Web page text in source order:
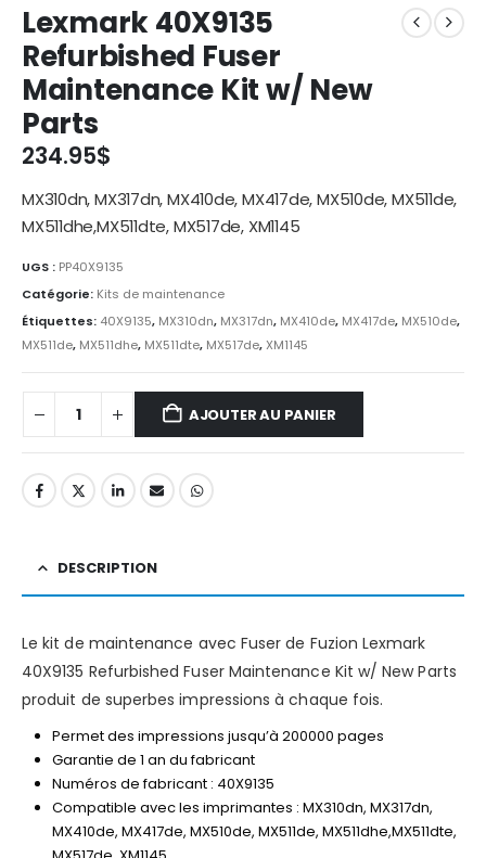
Lexmark 40X9135
Refurbished Fuser
Maintenance Kit w/ New
Parts
234.95$
MX310dn, MX317dn, MX410de, MX417de, MX510de, MX511de,
MX511dhe,MX511dte, MX517de, XM1145
UGS : PP40X9135
Catégorie: Kits de maintenance
Étiquettes: 40X9135, MX310dn, MX317dn, MX410de, MX417de, MX510de,
MX511de, MX511dhe, MX511dte, MX517de,XM1145
AJOUTER AU PANIER
DESCRIPTION
Le kit de maintenance avec Fuser de Fuzion Lexmark
40X9135 Refurbished Fuser Maintenance Kit w/ New Parts
produit de superbes impressions à chaque fois.
Permet des impressions jusqu’à 200000 pages
Garantie de 1 an du fabricant
Numéros de fabricant : 40X9135
Compatible avec les imprimantes : MX310dn, MX317dn,
MX410de, MX417de, MX510de, MX511de, MX511dhe,MX511dte,